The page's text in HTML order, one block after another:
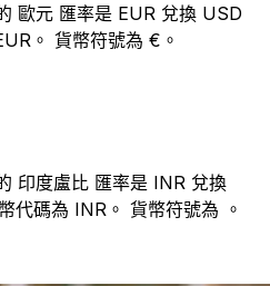
歐元 匯率是 EUR 兌換 USD
。 貨幣符號為 €。
印度盧比 匯率是 INR 兌換
碼為 INR。 貨幣符號為 ₹。